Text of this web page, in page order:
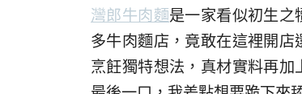
灣郎牛肉麵是一家看似初生之
多牛肉麵店，竟敢在這裡開
烹飪獨特想法，真材實料再